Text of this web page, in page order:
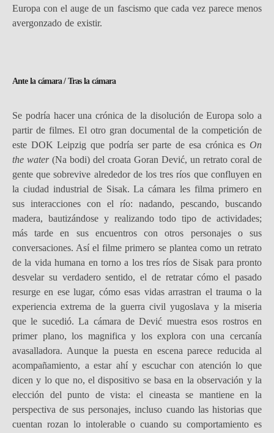
Europa con el auge de un fascismo que cada vez parece menos
avergonzado de existir.
Ante la cámara / Tras la cámara
Se podría hacer una crónica de la disolución de Europa solo a
partir de filmes. El otro gran documental de la competición de
este DOK Leipzig que podría ser parte de esa crónica es On
the water(Na bodi) del croata Goran Dević, un retrato coral de
gente que sobrevive alrededor de los tres ríos que confluyen en
la ciudad industrial de Sisak. La cámara les filma primero en
sus interacciones con el río: nadando, pescando, buscando
madera, bautizándose y realizando todo tipo de actividades;
más tarde en sus encuentros con otros personajes o sus
conversaciones. Así el filme primero se plantea como un retrato
de la vida humana en torno a los tres ríos de Sisak para pronto
desvelar su verdadero sentido, el de retratar cómo el pasado
resurge en ese lugar, cómo esas vidas arrastran el trauma o la
experiencia extrema de la guerra civil yugoslava y la miseria
que le sucedió. La cámara de Dević muestra esos rostros en
primer plano, los magnifica y los explora con una cercanía
avasalladora. Aunque la puesta en escena parece reducida al
acompañamiento, a estar ahí y escuchar con atención lo que
dicen y lo que no, el dispositivo se basa en la observación y la
elección del punto de vista: el cineasta se mantiene en la
perspectiva de sus personajes, incluso cuando las historias que
cuentan rozan lo intolerable o cuando su comportamiento es